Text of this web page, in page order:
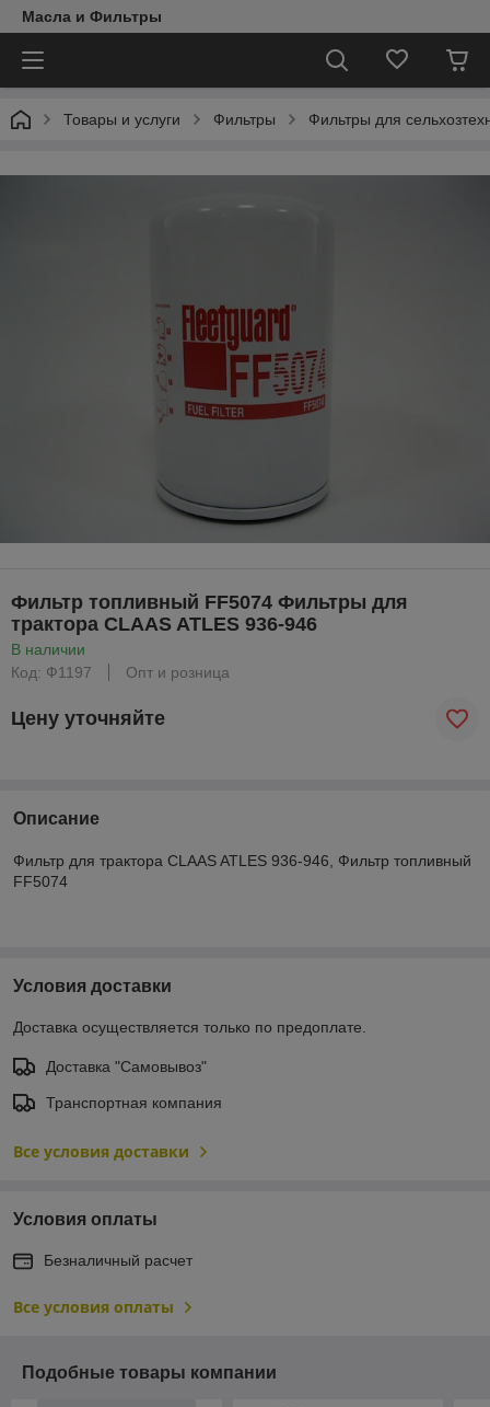
Масла и Фильтры
Товары и услуги Фильтры Фильтры для
Фильтр топливный FF5074 Фильтры для
трактора CLAAS ATLES 936-946
В наличии
Код: Ф1197
Опт и розница
Цену уточняйте
Описание
Фильтр для трактора CLAAS ATLES 936-946, Фильтр топливный
FF5074
Условия доставки
Доставка осуществляется только по предоплате.
Доставка "Самовывоз"
Транспортная компания
Все условия доставки
Условия оплаты
Безналичный расчет
Все условия оплаты
Подобные товары компании